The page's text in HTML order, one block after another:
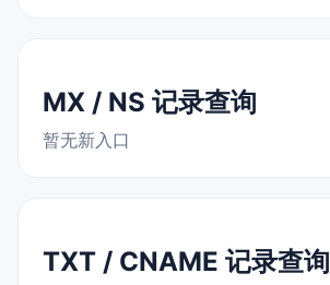
MX / NS 记录查询
暂无新入口
TXT / CNAME 记录查询